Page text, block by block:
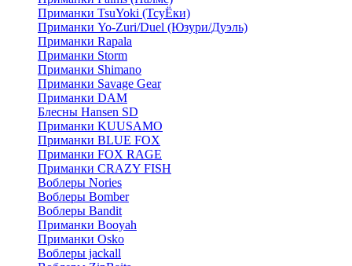
Приманки TsuYoki (ТсуЁки)
Приманки Yo-Zuri/Duel (Юзури/Дуэль)
Приманки Rapala
Приманки Storm
Приманки Shimano
Приманки Savage Gear
Приманки DAM
Блесны Hansen SD
Приманки KUUSAMO
Приманки BLUE FOX
Приманки FOX RAGE
Приманки CRAZY FISH
Воблеры Nories
Воблеры Bomber
Воблеры Bandit
Приманки Booyah
Приманки Osko
Воблеры jackall